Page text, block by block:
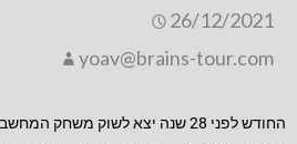
26/12/2021
yoav@brains-tour.com
החודש לפני 28 שנה יצא לשוק